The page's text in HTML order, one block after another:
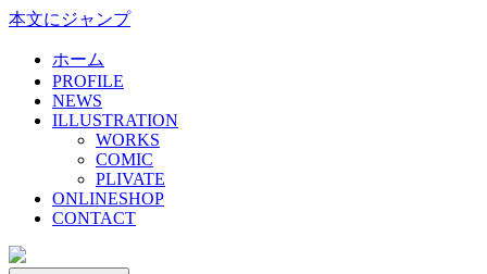
本文にジャンプ
ホーム
PROFILE
NEWS
ILLUSTRATION
WORKS
COMIC
PLIVATE
ONLINESHOP
CONTACT
kotoyado